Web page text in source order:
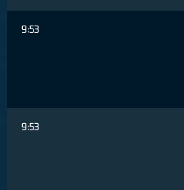
9:53
9:53